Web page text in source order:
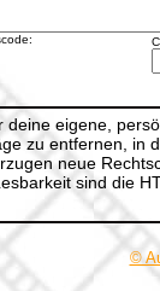
deine eigene,
zu entfernen, in
neue
sind die
©